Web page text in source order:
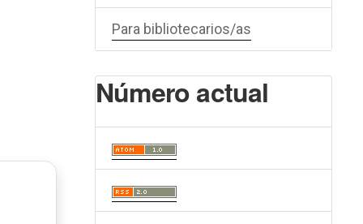
Para bibliotecarios/as
Número actual